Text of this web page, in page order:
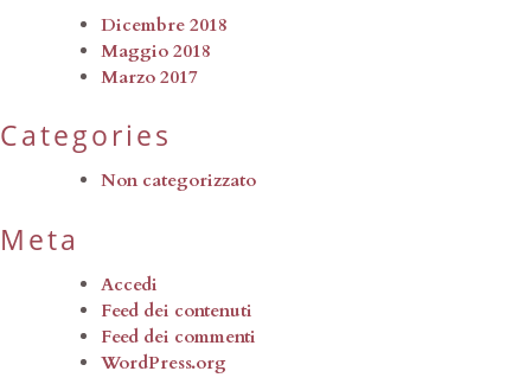
Dicembre 2018
Maggio 2018
Marzo 2017
Categories
Non categorizzato
Meta
Accedi
Feed dei contenuti
Feed dei commenti
WordPress.org